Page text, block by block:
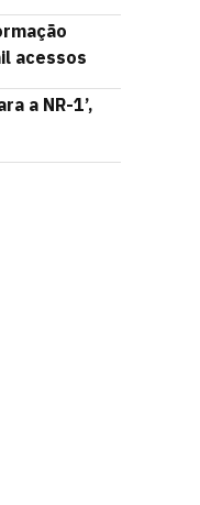
acessos
a NR-1’,